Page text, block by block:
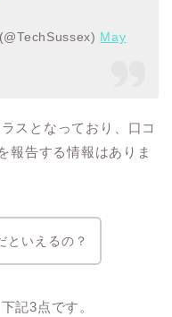
May
スとなっており、口コ
報告する情報はありま
といえるの？
記3点です。